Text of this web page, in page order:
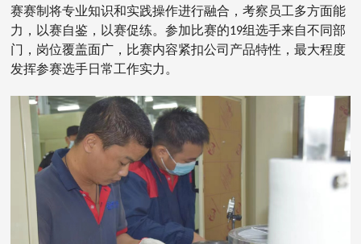
赛赛制将专业知识和实践操作进行融合，考察员工多方面能
力，以赛自鉴，以赛促练。参加比赛的19组选手来自不同部
门，岗位覆盖面广，比赛内容紧扣公司产品特性，最大程度
发挥参赛选手日常工作实力。